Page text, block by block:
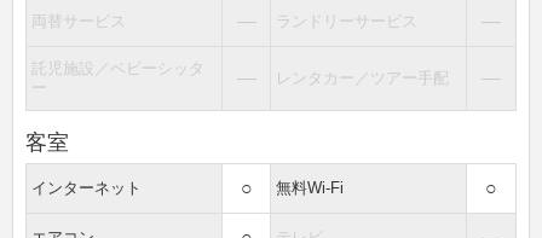
両替サービス ― ランドリーサービス ―
託児施設／ベビーシッタ
ー
― レンタカー／ツアー手配 ―
客室
インターネット ○ 無料Wi-Fi ○